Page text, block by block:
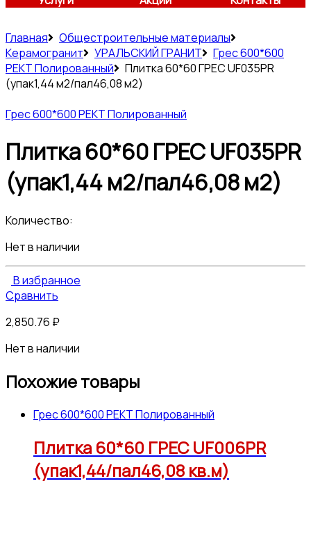
Главная
Общестроительные материалы
Керамогранит
УРАЛЬСКИЙ ГРАНИТ
Грес 600*600
РЕКТ Полированный
Плитка 60*60 ГРЕС UF035PR
(упак1,44 м2/пал46,08 м2)
Грес 600*600 РЕКТ Полированный
Плитка 60*60 ГРЕС UF035PR
(упак1,44 м2/пал46,08 м2)
Количество:
Нет в наличии
В избранное
Сравнить
2,850.76 ₽
Нет в наличии
Похожие товары
Грес 600*600 РЕКТ Полированный
Плитка 60*60 ГРЕС UF006PR
(упак1,44/пал46,08 кв.м)